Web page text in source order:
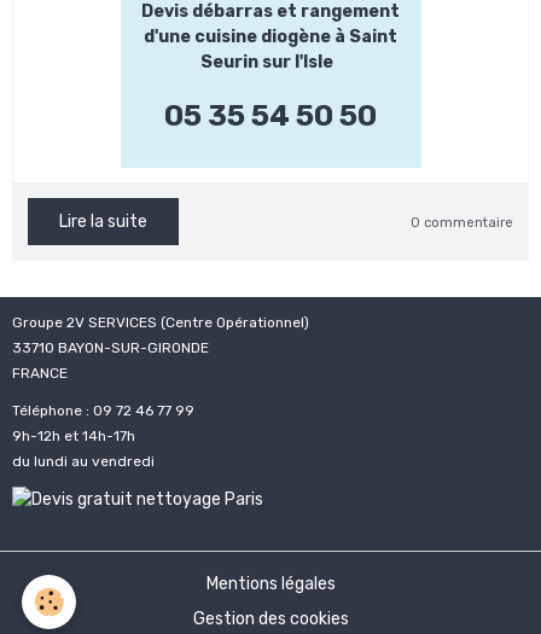
Devis débarras et rangement
d'une cuisine diogène à Saint
Seurin sur l'Isle
05 35 54 50 50
Lire la suite 0 commentaire
Groupe 2V SERVICES (Centre Opérationnel)
33710 BAYON-SUR-GIRONDE
FRANCE
Téléphone : 09 72 46 77 99
9h-12h et 14h-17h
du lundi au vendredi
Mentions légales
Gestion des cookies